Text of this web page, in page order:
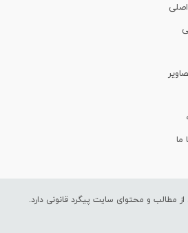
ما
مطالب و محتوای سایت پیگرد قانونی دارد.